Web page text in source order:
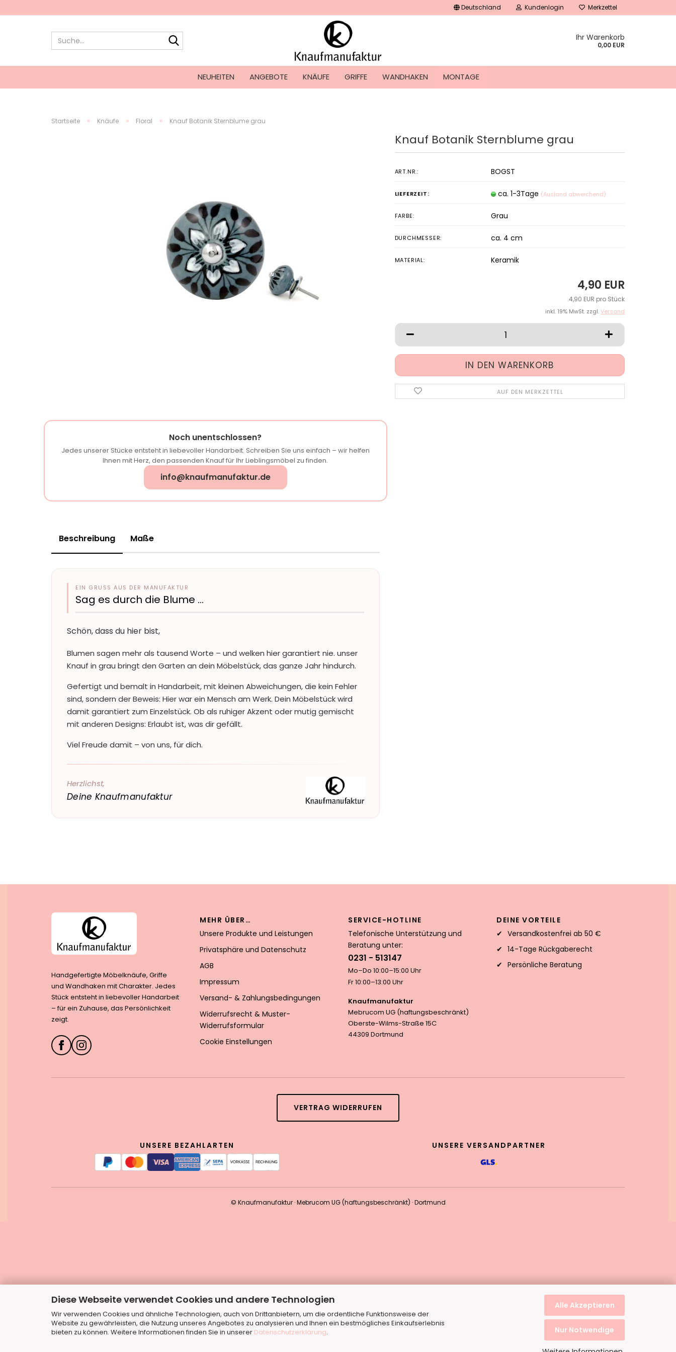
Diese Webseite verwendet Cookies und andere Technologien
Wir verwenden Cookies und ähnliche Technologien, auch von Drittanbietern, um die ordentliche Funktionsweise der
Website zu gewährleisten, die Nutzung unseres Angebotes zu analysieren und Ihnen ein bestmögliches Einkaufserlebnis
bieten zu können. Weitere Informationen finden Sie in unserer Datenschutzerklärung.
Alle Akzeptieren
Nur Notwendige
Deutschland Kundenlogin Merkzettel
Ihr Warenkorb
0,00 EUR
NEUHEITEN ANGEBOTE KNÄUFE GRIFFE WANDHAKEN MONTAGE
Startseite » Knäufe » Floral » Knauf Botanik Sternblume grau
Knauf Botanik Sternblume grau
ART.NR.: BOGST
LIEFERZEIT: ca. 1-3Tage (Ausland abweichend)
FARBE: Grau
DURCHMESSER: ca. 4 cm
MATERIAL: Keramik
4,90 EUR
4,90 EUR pro Stück
inkl. 19% MwSt. zzgl.Versand
AUF DEN MERKZETTEL
Noch unentschlossen?
Jedes unserer Stücke entsteht in liebevoller Handarbeit. Schreiben Sie uns einfach – wir helfen
Ihnen mit Herz, den passenden Knauf für Ihr Lieblingsmöbel zu finden.
info@knaufmanufaktur.de
Beschreibung Maße
EIN GRUSS AUS DER MANUFAKTUR
Sag es durch die Blume …
Schön, dass du hier bist,
Blumen sagen mehr als tausend Worte – und welken hier garantiert nie. unser
Knauf in grau bringt den Garten an dein Möbelstück, das ganze Jahr hindurch.
Gefertigt und bemalt in Handarbeit, mit kleinen Abweichungen, die kein Fehler
sind, sondern der Beweis: Hier war ein Mensch am Werk. Dein Möbelstück wird
damit garantiert zum Einzelstück. Ob als ruhiger Akzent oder mutig gemischt
mit anderen Designs: Erlaubt ist, was dir gefällt.
Viel Freude damit – von uns, für dich.
Herzlichst,
Deine Knaufmanufaktur
Handgefertigte Möbelknäufe, Griffe
und Wandhaken mit Charakter. Jedes
Stück entsteht in liebevoller Handarbeit
– für ein Zuhause, das Persönlichkeit
zeigt.
MEHR ÜBER…
Unsere Produkte und Leistungen
Privatsphäre und Datenschutz
AGB
Impressum
Versand- & Zahlungsbedingungen
Widerrufsrecht & Muster-
Widerrufsformular
Cookie Einstellungen
SERVICE-HOTLINE
Telefonische Unterstützung und
Beratung unter:
0231 - 513147
Mo–Do 10:00–15:00 Uhr
Fr 10:00–13:00 Uhr
Knaufmanufaktur
Mebrucom UG (haftungsbeschränkt)
Oberste-Wilms-Straße 15C
44309 Dortmund
DEINE VORTEILE
Versandkostenfrei ab 50 €
14-Tage Rückgaberecht
Persönliche Beratung
VERTRAG WIDERRUFEN
UNSERE BEZAHLARTEN UNSERE VERSANDPARTNER
© Knaufmanufaktur · Mebrucom UG (haftungsbeschränkt) · Dortmund